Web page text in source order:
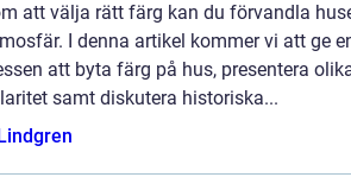
att välja rätt färg kan du förvandla
I denna artikel kommer vi att ge
att byta färg på hus, presentera
samt diskutera historiska...